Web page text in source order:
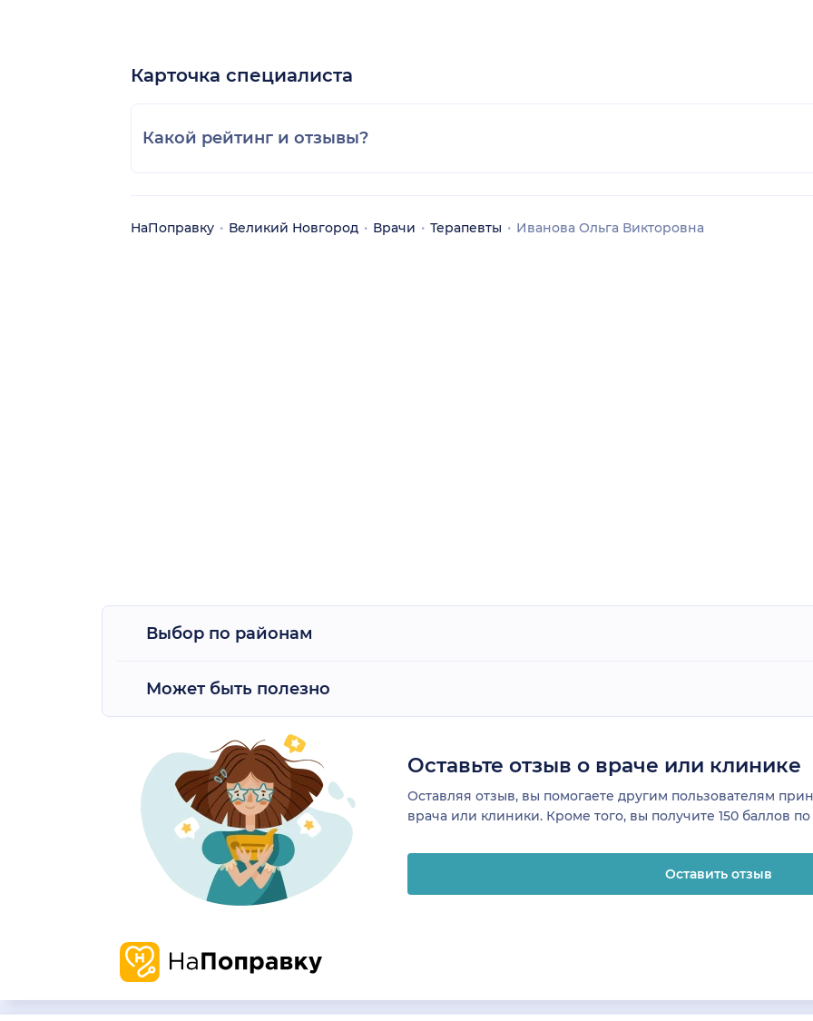
Карточка специалиста
Какой рейтинг и отзывы?
НаПоправку Великий Новгород Врачи Терапевты Иванова Ольга Викторовна
Выбор по районам
Может быть полезно
Оставьте отзыв о враче или клинике
Оставляя отзыв, вы помогаете другим пользователям
врача или клиники. Кроме того, вы получите 150 баллов по
Оставить отзыв